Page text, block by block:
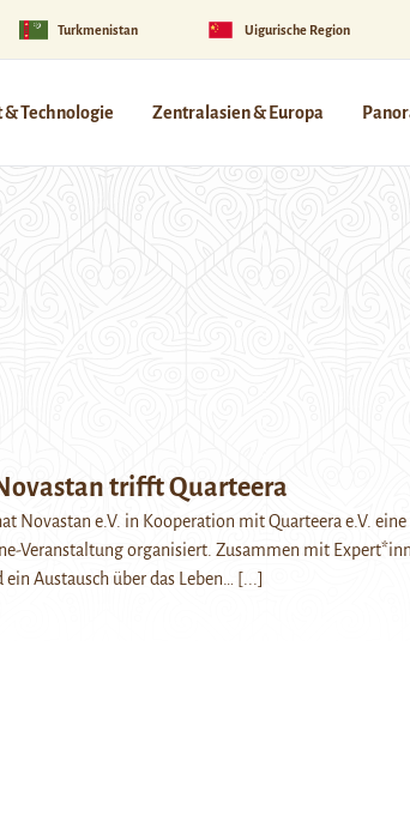
Turkmenistan Uigurische Region
Technologie Zentralasien & Europa
trifft Quarteera
Novastan e.V. in Kooperation mit Quarteera e.V. eine
Veranstaltung organisiert. Zusammen mit
ein Austausch über das Leben…
[...]